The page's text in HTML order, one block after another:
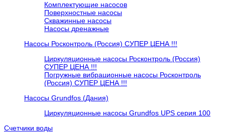
Комплектующие насосов
Поверхностные насосы
Скважинные насосы
Насосы дренажные
Насосы Росконтроль (Россия) СУПЕР ЦЕНА !!!
Циркуляционные насосы Росконтроль (Россия)
СУПЕР ЦЕНА !!!
Погружные вибрационные насосы Росконтроль
(Россия) СУПЕР ЦЕНА !!!
Насосы Grundfos (Дания)
Циркуляционные насосы Grundfos UPS серия 100
Счетчики воды